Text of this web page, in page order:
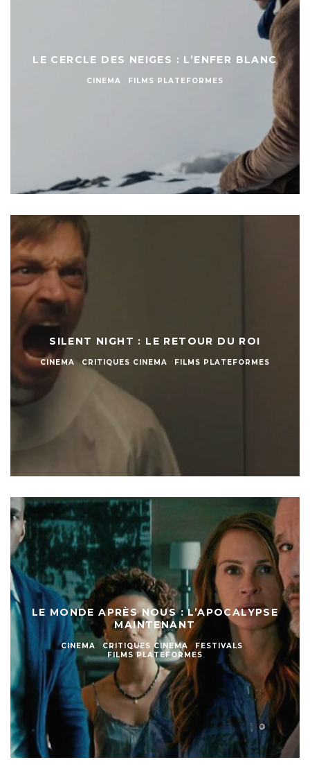
LE CERCLE DES NEIGES : L’ENFER BLANC
CINEMA FILMS PLATEFORMES
SILENT NIGHT : LE RETOUR DU ROI
CINEMA CRITIQUES CINEMA FILMS PLATEFORMES
LE MONDE APRÈS NOUS : L’APOCALYPSE
MAINTENANT
CINEMA CRITIQUES CINEMA
FESTIVALS
FILMS PLATEFORMES